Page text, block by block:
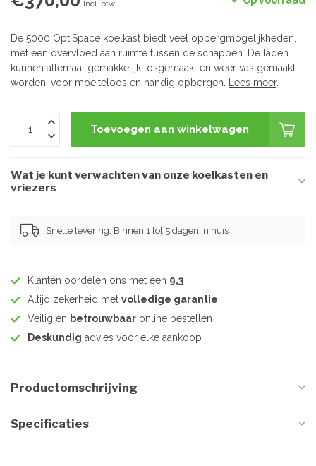
Incl. btw
De 5000 OptiSpace koelkast biedt veel opbergmogelijkheden,
met een overvloed aan ruimte tussen de schappen. De laden
kunnen allemaal gemakkelijk losgemaakt en weer vastgemaakt
worden, voor moeiteloos en handig opbergen. Lees meer.
Toevoegen aan winkelwagen
Wat je kunt verwachten van onze koelkasten en
vriezers
Snelle levering: Binnen 1 tot 5 dagen in huis
Klanten oordelen ons met een 9,3
Altijd zekerheid met volledige garantie
Veilig en betrouwbaar online bestellen
Deskundig advies voor elke aankoop
Productomschrijving
Specificaties